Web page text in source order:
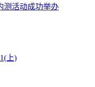
活动成功举办
上)